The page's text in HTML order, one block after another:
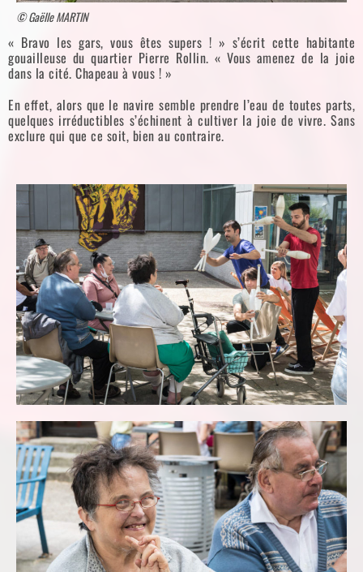
© Gaëlle MARTIN
« Bravo les gars, vous êtes supers ! » s’écrit cette habitante
gouailleuse du quartier Pierre Rollin. « Vous amenez de la joie
dans la cité. Chapeau à vous ! »
En effet, alors que le navire semble prendre l’eau de toutes parts,
quelques irréductibles s’échinent à cultiver la joie de vivre. Sans
exclure qui que ce soit, bien au contraire.